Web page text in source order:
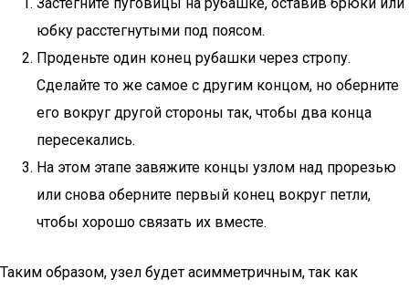
юбку расстегнутыми под поясом.
Проденьте один конец рубашки через стропу.
Сделайте то же самое с другим концом, но оберните
его вокруг другой стороны так, чтобы два конца
пересекались.
На этом этапе завяжите концы узлом над прорезью
или снова оберните первый конец вокруг петли,
чтобы хорошо связать их вместе.
Таким образом, узел будет асимметричным, так как